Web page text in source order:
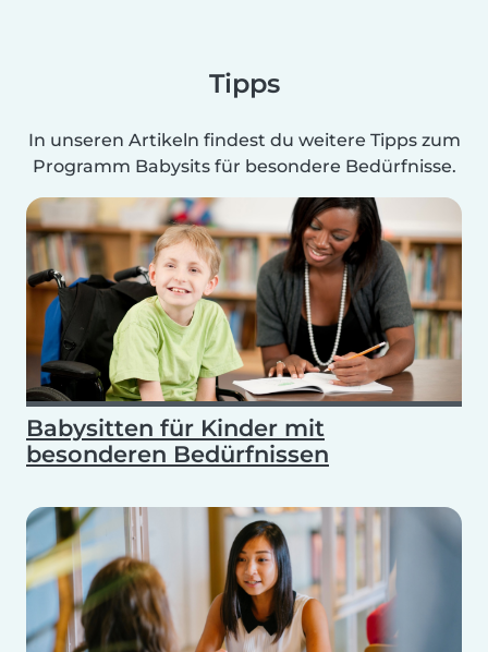
Tipps
In unseren Artikeln findest du weitere Tipps zum
Programm Babysits für besondere Bedürfnisse.
Babysitten für Kinder mit
besonderen Bedürfnissen